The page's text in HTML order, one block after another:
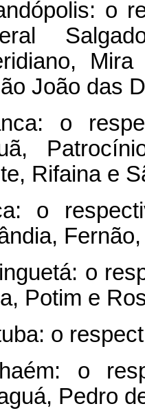
o
João das
o
Rifaina e
o
o
Potim e
o
o
Pedro